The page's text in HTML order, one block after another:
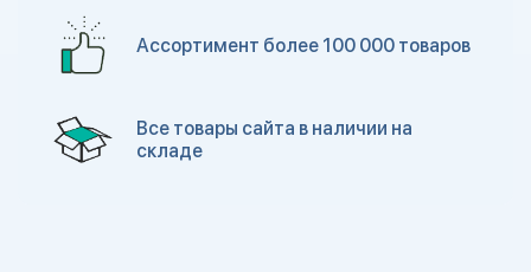
Ассортимент более 100 000 товаров
Все товары сайта в наличии на
складе